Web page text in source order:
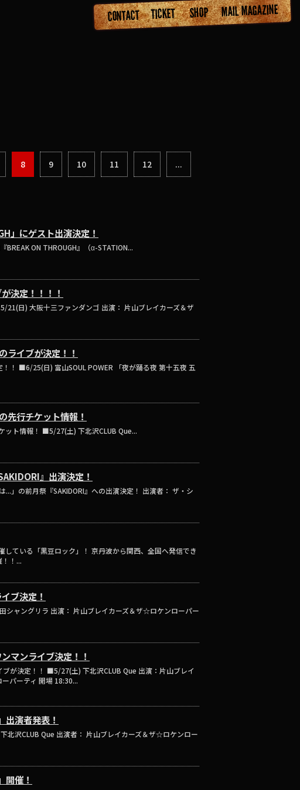
8 9 10 11 12 ...
」にゲスト出演決定！
BREAK ON THROUGH』（α-STATION...
決定！！！！
日) 大阪十三ファンダンゴ 出演： 片山ブレイカーズ＆ザ
ライブが決定！！
！！ ■6/25(日) 富山SOUL POWER 「夜が踊る夜 第十五夜 五
先行チケット情報！
ット情報！ ■5/27(土) 下北沢CLUB Que...
』出演決定！
」の前月祭『SAKIDORI』への出演決定！ 出演者： ザ・シ
している「黒豆ロック」！ 京丹波から関西、全国へ発信でき
！...
ブ決定！
ャングリラ 出演： 片山ブレイカーズ＆ザ☆ロケンローパー
マンライブ決定！！
ブが決定！！ ■5/27(土) 下北沢CLUB Que 出演：片山ブレイ
パーティ 開場 18:30...
出演者発表！
北沢CLUB Que 出演者： 片山ブレイカーズ＆ザ☆ロケンロー
開催！